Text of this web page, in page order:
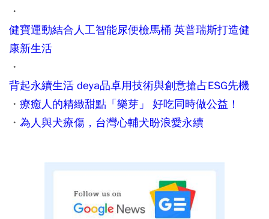
・
健寶運動結合人工智能尿便檢馬桶 英普瑞斯打造健
康新生活
・
背起永續生活 deya品卓用技術與創意搶占ESG先機
・ 療癒人的精緻甜點「樂芽」 好吃同時做公益！
・ 為人與犬療傷，台灣心輔犬盼浪愛永續